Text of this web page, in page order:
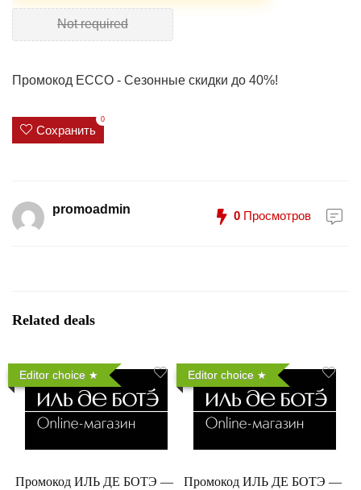
Not required
Промокод ECCO - Сезонные скидки до 40%!
Сохранить
0
promoadmin 0 Просмотров
Related deals
Editor choice
Промокод ИЛЬ ДЕ БОТЭ —
Editor choice
Промокод ИЛЬ ДЕ БОТЭ —